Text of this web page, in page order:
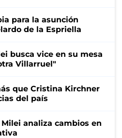
para la asunción
de la Espriella
busca vice en su mesa
Villarruel"
que Cristina Kirchner
del país
analiza cambios en